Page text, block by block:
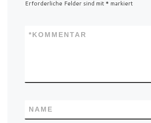
Erforderliche Felder sind mit * markiert
KOMMENTAR
*
NAME